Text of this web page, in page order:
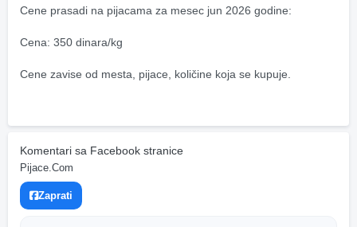
Cene prasadi na pijacama za mesec jun 2026 godine:
Cena: 350 dinara/kg
Cene zavise od mesta, pijace, količine koja se kupuje.
Komentari sa Facebook stranice
Pijace.Com
Zaprati